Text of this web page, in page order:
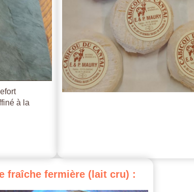
à la
fraîche fermière (lait cru) :